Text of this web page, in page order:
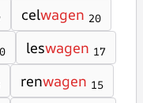
celwagen 20
leswagen 17
renwagen 15